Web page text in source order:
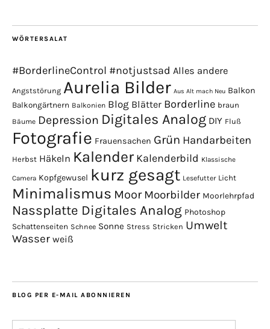
WÖRTERSALAT
#BorderlineControl #notjustsad Alles andere
Angststörung Aurelia Bilder Aus Alt mach Neu Balkon
Balkongärtnern Balkonien Blog Blätter Borderline braun
Bäume Depression Digitales Analog DIY Fluß
Fotografie Frauensachen Grün Handarbeiten
Herbst Häkeln Kalender Kalenderbild Klassische
Camera Kopfgewusel kurz gesagt Lesefutter Licht
Minimalismus Moor Moorbilder Moorlehrpfad
Nassplatte Digitales Analog Photoshop
Schattenseiten Schnee Sonne Stress Stricken Umwelt
Wasser weiß
BLOG PER E-MAIL ABONNIEREN